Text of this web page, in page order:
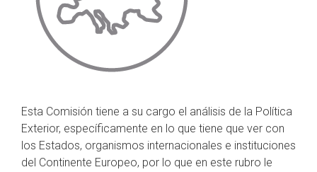
Esta Comisión tiene a su cargo el análisis de la Política
Exterior, específicamente en lo que tiene que ver con
los Estados, organismos internacionales e instituciones
del Continente Europeo, por lo que en este rubro le